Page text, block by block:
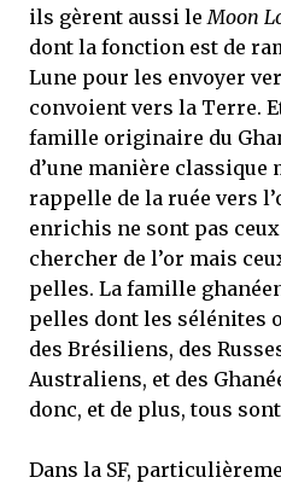
ils gèrent aussi leMoon
dont la fonction est de
Lune pour les envoyer
convoient vers la Terre.
famille originaire du
d’une manière classique
rappelle de la ruée vers
enrichis ne sont pas
chercher de l’or mais
pelles. La famille
pelles dont les sélénites
des Brésiliens, des
Australiens, et des
donc, et de plus, tous
Dans la SF,